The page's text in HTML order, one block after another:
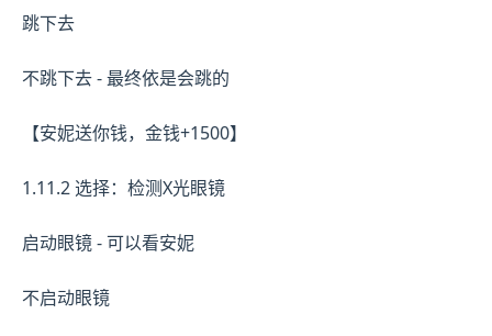
跳下去
不跳下去 - 最终依是会跳的
【安妮送你钱，金钱+1500】
1.11.2 选择：检测X光眼镜
启动眼镜 - 可以看安妮
不启动眼镜